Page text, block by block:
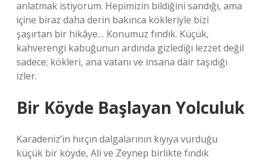
anlatmak istiyorum. Hepimizin bildiğini sandığı, ama
içine biraz daha derin bakınca kökleriyle bizi
şaşırtan bir hikâye… Konumuz fındık. Küçük,
kahverengi kabuğunun ardında gizlediği lezzet değil
sadece; kökleri, ana vatanı ve insana dair taşıdığı
izler.
Bir Köyde Başlayan Yolculuk
Karadeniz’in hırçın dalgalarının kıyıya vurduğu
küçük bir köyde, Ali ve Zeynep birlikte fındık